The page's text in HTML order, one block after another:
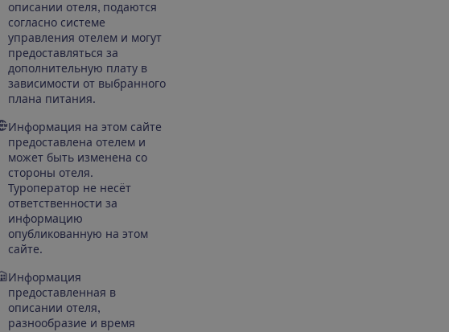
описании отеля, подаются
согласно системе
управления отелем и могут
предоставляться за
дополнительную плату в
зависимости от выбранного
плана питания.
Информация на этом сайте
предоставлена отелем и
может быть изменена со
стороны отеля.
Туроператор не несёт
ответственности за
информацию
опубликованную на этом
сайте.
Информация
предоставленная в
описании отеля,
разнообразие и время